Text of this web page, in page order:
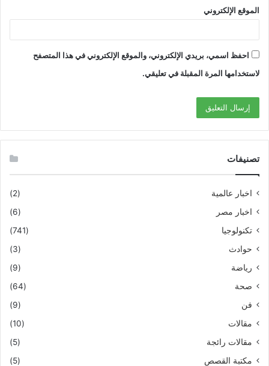
الموقع الإلكتروني
احفظ اسمي، بريدي الإلكتروني، والموقع الإلكتروني في هذا المتصفح
لاستخدامها المرة المقبلة في تعليقي.
تصنيفات
اخبار عالمية
(2)
اخبار مصر
(6)
تكنولوجيا
(741)
حوادث
(3)
رياضة
(9)
صحة
(64)
فن
(9)
مقالات
(10)
مقالات رائجة
(5)
مكتبة القصص
(5)